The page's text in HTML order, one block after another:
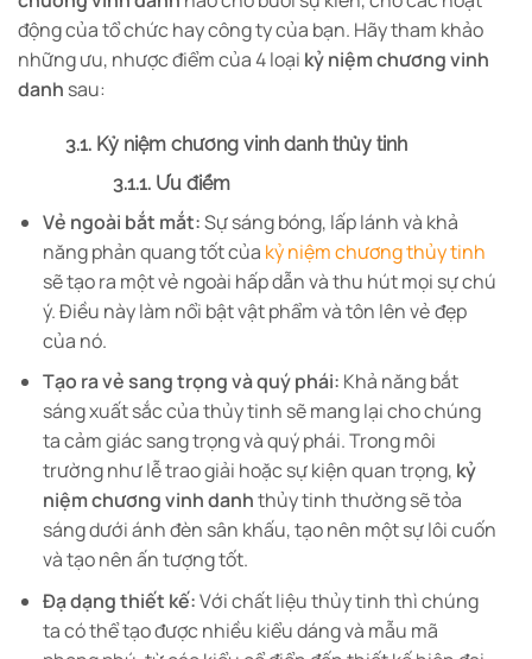
động của tổ chức hay công ty của bạn. Hãy tham khảo
những ưu, nhược điểm của 4 loại kỷ niệm chương vinh
danh sau:
3.1. Kỷ niệm chương vinh danh thủy tinh
3.1.1. Ưu điểm
Vẻ ngoài bắt mắt:Sự sáng bóng, lấp lánh và khả
năng phản quang tốt của kỷ niệm chương thủy tinh
sẽ tạo ra một vẻ ngoài hấp dẫn và thu hút mọi sự chú
ý. Điều này làm nổi bật vật phẩm và tôn lên vẻ đẹp
của nó.
Tạo ra vẻ sang trọng và quý phái: Khả năng bắt
sáng xuất sắc của thủy tinh sẽ mang lại cho chúng
ta cảm giác sang trọng và quý phái. Trong môi
trường như lễ trao giải hoặc sự kiện quan trọng, kỷ
niệm chương vinh danhthủy tinh thường sẽ tỏa
sáng dưới ánh đèn sân khấu, tạo nên một sự lôi cuốn
và tạo nên ấn tượng tốt.
Đạ dạng thiết kế:Với chất liệu thủy tinh thì chúng
ta có thể tạo được nhiều kiểu dáng và mẫu mã